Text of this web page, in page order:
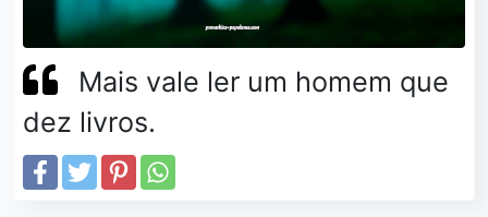
Mais vale ler um homem que
dez livros.